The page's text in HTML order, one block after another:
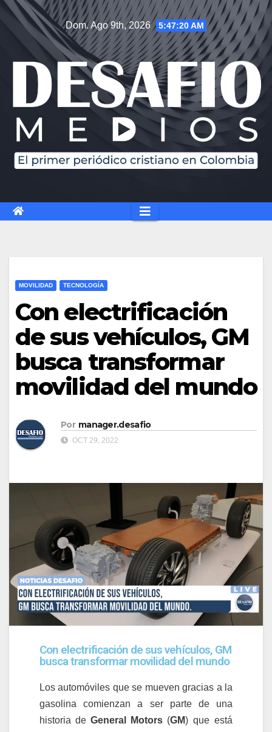
Dom. Ago 9th, 2026 5:47:21 AM
MOVILIDAD TECNOLOGÍA
Con electrificación
de sus vehículos, GM
busca transformar
movilidad del mundo
Por manager.desafio
OCT 29, 2022
Con electrificación de sus vehículos, GM
busca transformar movilidad del mundo
Los automóviles que se mueven gracias a la
gasolina comienzan a ser parte de una
historia de General Motors (GM) que está